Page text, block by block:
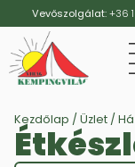
Vevőszolgálat:+36
Kezdőlap / Üzlet /